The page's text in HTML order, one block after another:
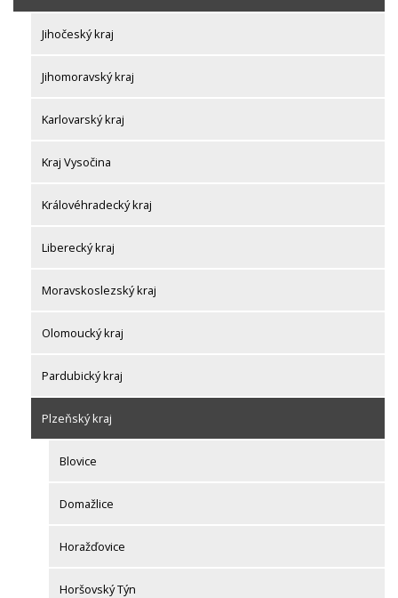
Jihočeský kraj
Jihomoravský kraj
Karlovarský kraj
Kraj Vysočina
Královéhradecký kraj
Liberecký kraj
Moravskoslezský kraj
Olomoucký kraj
Pardubický kraj
Plzeňský kraj
Blovice
Domažlice
Horažďovice
Horšovský Týn